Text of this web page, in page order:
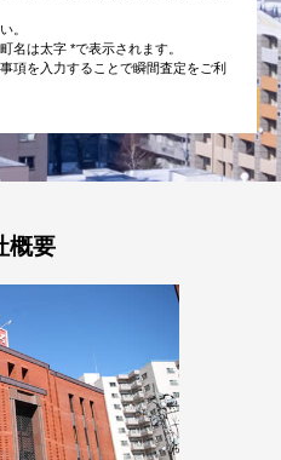
。
名は太字 *で表示されます。
項を入力することで瞬間査定をご利
概要